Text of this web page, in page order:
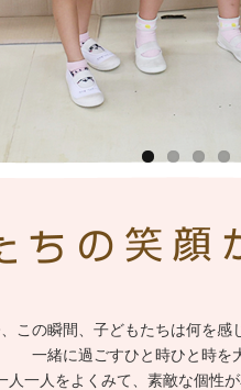
この瞬間、子どもたちは何を感
一緒に過ごすひと時ひと時を
人一人をよくみて、素敵な個性